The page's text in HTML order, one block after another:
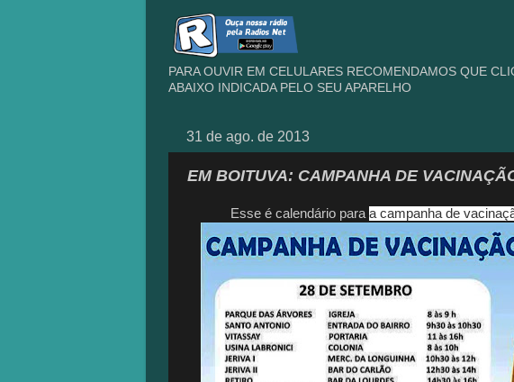
PARA OUVIR EM CELULARES RECOMENDAMOS QUE
ABAIXO INDICADA PELO SEU APARELHO
31 de ago. de 2013
EM BOITUVA: CAMPANHA DE
Esse é calendário para a campanha de